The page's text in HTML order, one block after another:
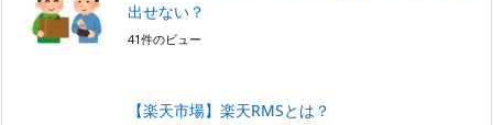
出せない？
41件のビュー
【楽天市場】楽天RMSとは？